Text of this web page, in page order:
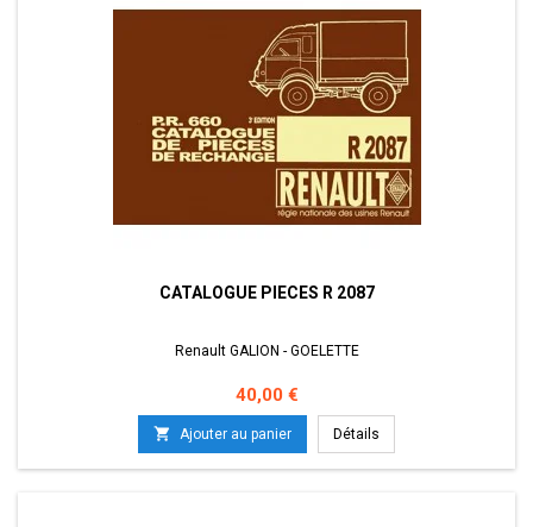
CATALOGUE PIECES R 2087
Renault GALION - GOELETTE
Prix
40,00 €
 Ajouter au panier Détails